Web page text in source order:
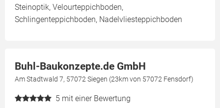
Steinoptik, Velourteppichboden,
Schlingenteppichboden, Nadelvliesteppichboden
Buhl-Baukonzepte.de GmbH
Am Stadtwald 7, 57072 Siegen (23km von 57072 Fensdorf)
5 mit einer Bewertung